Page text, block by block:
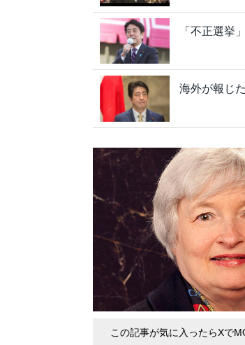
「不正選挙
海外が報じ
この記事が気に入ったらXで